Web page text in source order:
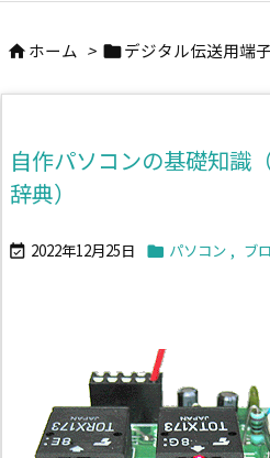
 ホーム > デジタル伝送用端子
自作パソコンの基礎知識
辞典）
 2022年12月25日  パソコン , ブ